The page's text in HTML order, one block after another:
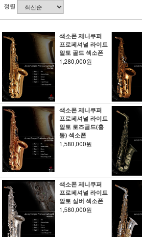
정렬
색소폰 제니쿠퍼
프로페셔널 라이트
알토 골드 섹소폰
1,280,000원
색소폰 제니쿠퍼
프로페셔널 라이트
알토 로즈골드(홍
동) 섹소폰
1,580,000원
색소폰 제니쿠퍼
프로페셔널 라이트
알토 실버 섹소폰
1,580,000원